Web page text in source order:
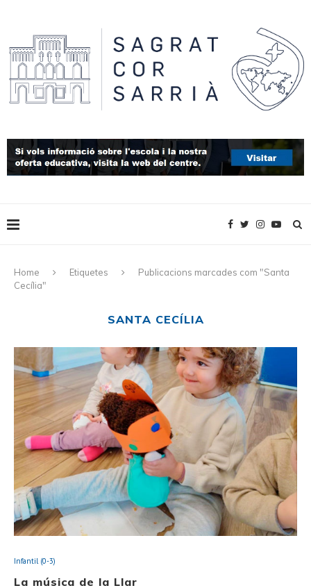
Home Etiquetes
Publicacions marcades com "Santa
Cecília"
SANTA CECÍLIA
Infantil (0-3)
La música de la Llar